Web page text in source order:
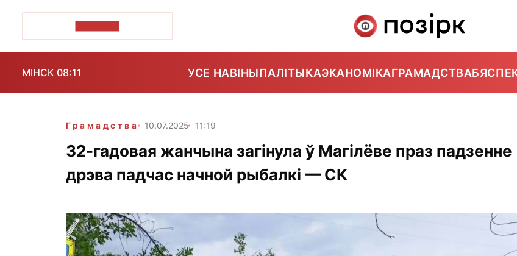
МІНСК 08:11 УСЕ НАВІНЫПАЛІТЫКАЭКАНОМІКАГРАМАДСТВА
Грамадства 10.07.2025 11:19
32-гадовая жанчына загінула ў Магілёве праз падзенне
дрэва падчас начной рыбалкі — СК